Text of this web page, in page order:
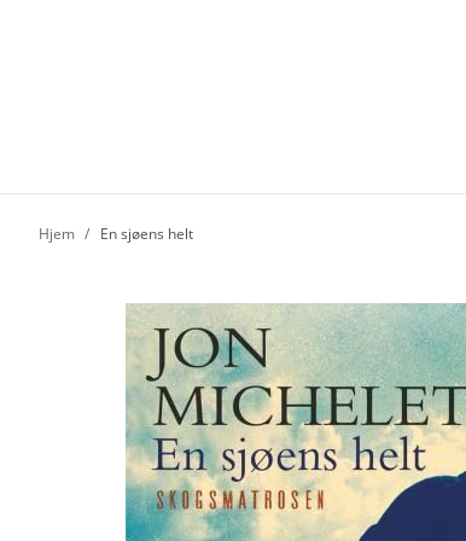
Hjem En sjøens helt